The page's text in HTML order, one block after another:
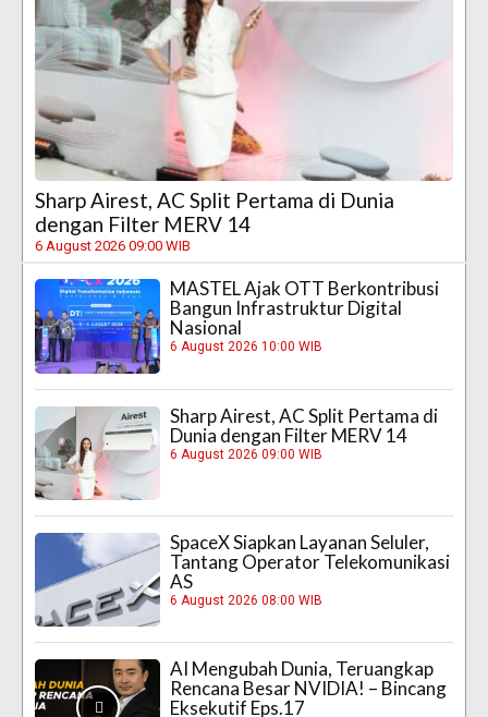
Sharp Airest, AC Split Pertama di Dunia
dengan Filter MERV 14
6 August 2026 09:00 WIB
MASTEL Ajak OTT Berkontribusi
Bangun Infrastruktur Digital
Nasional
6 August 2026 10:00 WIB
Sharp Airest, AC Split Pertama di
Dunia dengan Filter MERV 14
6 August 2026 09:00 WIB
SpaceX Siapkan Layanan Seluler,
Tantang Operator Telekomunikasi
AS
6 August 2026 08:00 WIB
AI Mengubah Dunia, Teruangkap
Rencana Besar NVIDIA! – Bincang
Eksekutif Eps.17